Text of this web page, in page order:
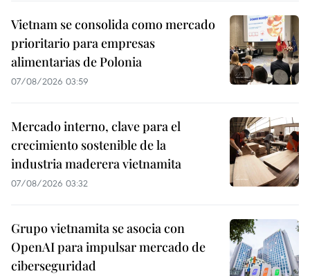
Vietnam se consolida como mercado
prioritario para empresas
alimentarias de Polonia
07/08/2026 03:59
Mercado interno, clave para el
crecimiento sostenible de la
industria maderera vietnamita
07/08/2026 03:32
Grupo vietnamita se asocia con
OpenAI para impulsar mercado de
ciberseguridad